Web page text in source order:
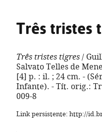
Três tristes
Três tristes tigres /
Salvato Telles de
[4] p. : il. ; 24 cm. -
Infante). - Tít. orig.:
009-8
Link persistente: http://